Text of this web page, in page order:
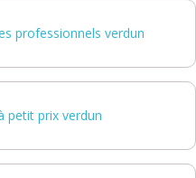
professionnels verdun
petit prix verdun